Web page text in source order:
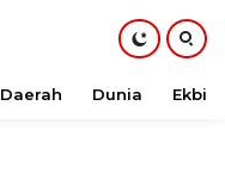
Daerah Dunia Ekbis